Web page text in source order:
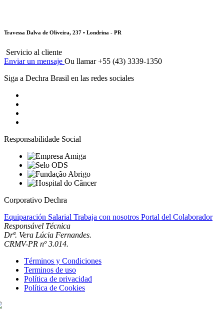
Travessa Dalva de Oliveira, 237 • Londrina - PR
Servicio al cliente
Enviar un mensaje Ou llamar +55 (43) 3339-1350
Siga a Dechra Brasil en las redes sociales
Responsabilidade Social
Corporativo Dechra
Equiparación Salarial Trabaja con nosotros Portal del Colaborador
Responsável Técnica
Drª. Vera Lúcia Fernandes.
CRMV-PR nº 3.014.
Términos y Condiciones
Terminos de uso
Política de privacidad
Política de Cookies